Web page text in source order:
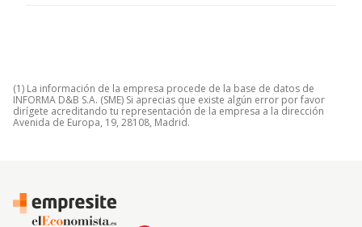
(1) La información de la empresa procede de la base de datos de
INFORMA D&B S.A. (SME) Si aprecias que existe algún error por favor
dirígete acreditando tu representación de la empresa a la dirección
Avenida de Europa, 19, 28108, Madrid.